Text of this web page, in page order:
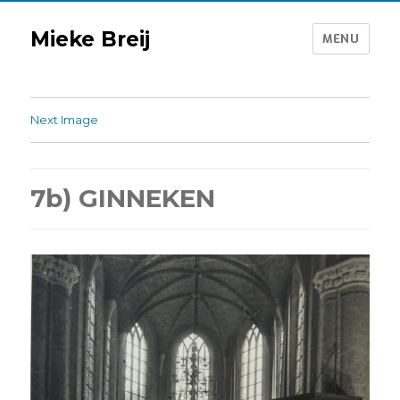
Mieke Breij MENU
Next Image
7b) GINNEKEN